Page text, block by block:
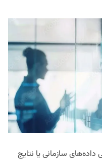
سازمانی یا نتایج